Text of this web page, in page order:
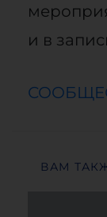
и в
ВАМ